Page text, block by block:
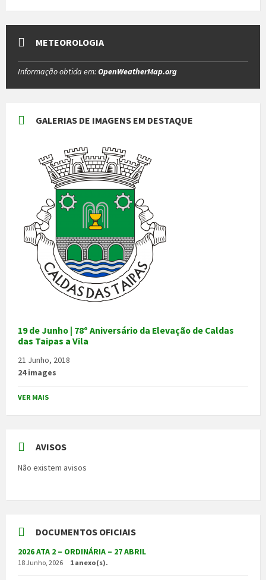
METEOROLOGIA
Informação obtida em:OpenWeatherMap.org
GALERIAS DE IMAGENS EM DESTAQUE
19 de Junho | 78º Aniversário da Elevação de Caldas
das Taipas a Vila
21 Junho, 2018
24 images
VER MAIS
AVISOS
Não existem avisos
DOCUMENTOS OFICIAIS
2026 ATA 2 – ORDINÁRIA – 27 ABRIL
18 Junho, 2026 1 anexo(s).